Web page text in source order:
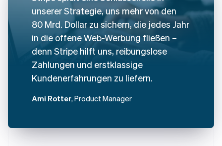
unserer Strategie, uns mehr von den
80 Mrd. Dollar zu sichern, die jedes Jahr
in die offene Web-Werbung fließen –
denn Stripe hilft uns, reibungslose
Zahlungen und erstklassige
Kundenerfahrungen zu liefern.
Ami Rotter, Product Manager